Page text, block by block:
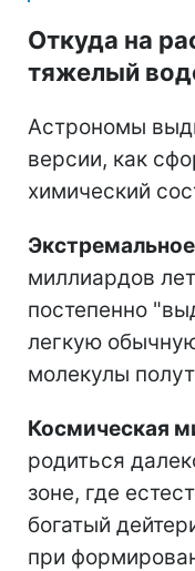
Откуда на
тяжелый
Астрономы
версии, как
химический
миллиардов
постепенно
легкую
молекулы
Космическая
родиться
зоне, где
богатый
при